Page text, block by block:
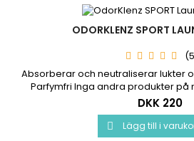
ODORKLENZ SPORT
Absorberar och neutraliserar lukter
Parfymfri Inga andra produkter
denna avancerade teknik
Asthma Allergy Nordic Tillräckligt för
vanliga (8 kg) tvättar
DKK 220
 Lägg till i